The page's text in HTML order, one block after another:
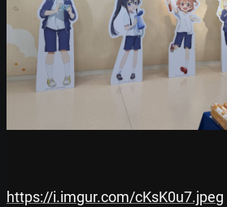
https://i.imgur.com/cKsK0u7.jpeg